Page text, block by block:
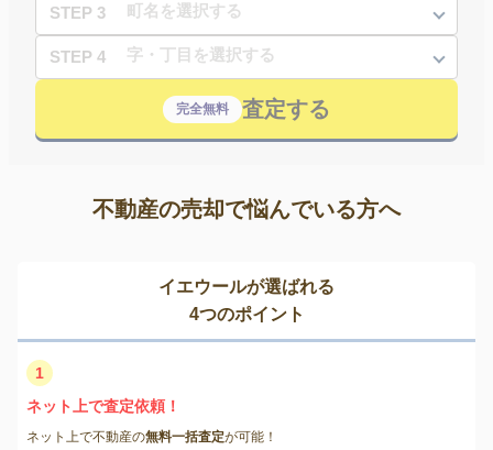
STEP 3
STEP 4
完全無料 査定する
不動産の売却で悩んでいる方へ
イエウールが選ばれる
4つのポイント
1
ネット上で査定依頼！
ネット上で不動産の無料一括査定が可能！